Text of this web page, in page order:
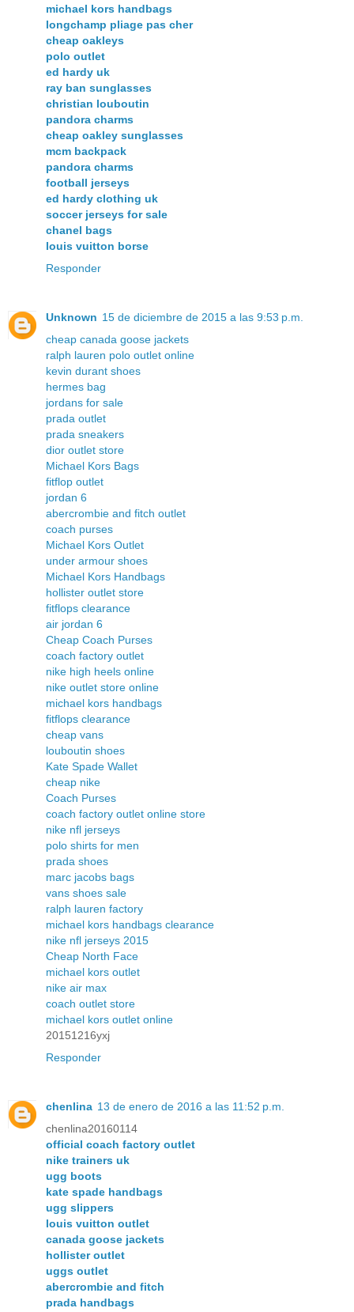
michael kors handbags
longchamp pliage pas cher
cheap oakleys
polo outlet
ed hardy uk
ray ban sunglasses
christian louboutin
pandora charms
cheap oakley sunglasses
mcm backpack
pandora charms
football jerseys
ed hardy clothing uk
soccer jerseys for sale
chanel bags
louis vuitton borse
Responder
Unknown 15 de diciembre de 2015 a las 9:53 p.m.
cheap canada goose jackets
ralph lauren polo outlet online
kevin durant shoes
hermes bag
jordans for sale
prada outlet
prada sneakers
dior outlet store
Michael Kors Bags
fitflop outlet
jordan 6
abercrombie and fitch outlet
coach purses
Michael Kors Outlet
under armour shoes
Michael Kors Handbags
hollister outlet store
fitflops clearance
air jordan 6
Cheap Coach Purses
coach factory outlet
nike high heels online
nike outlet store online
michael kors handbags
fitflops clearance
cheap vans
louboutin shoes
Kate Spade Wallet
cheap nike
Coach Purses
coach factory outlet online store
nike nfl jerseys
polo shirts for men
prada shoes
marc jacobs bags
vans shoes sale
ralph lauren factory
michael kors handbags clearance
nike nfl jerseys 2015
Cheap North Face
michael kors outlet
nike air max
coach outlet store
michael kors outlet online
20151216yxj
Responder
chenlina 13 de enero de 2016 a las 11:52 p.m.
chenlina20160114
official coach factory outlet
nike trainers uk
ugg boots
kate spade handbags
ugg slippers
louis vuitton outlet
canada goose jackets
hollister outlet
uggs outlet
abercrombie and fitch
prada handbags